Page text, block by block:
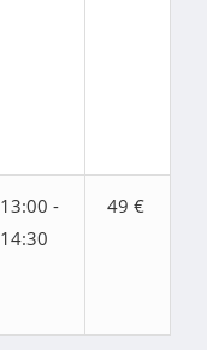
13:00 -
14:30
49 €